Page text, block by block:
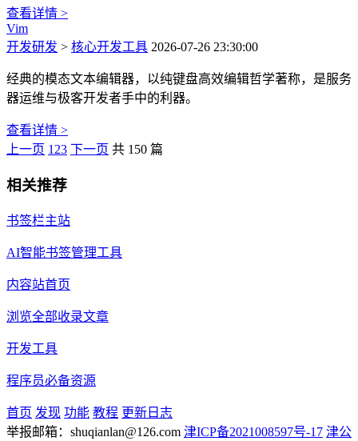
查看详情 >
Vim
开发研发 > 核心开发工具 2026-07-26 23:30:00
经典的模态文本编辑器，以纯键盘高效编辑哲学著称，是服务
器运维与极客开发者手中的利器。
查看详情 >
上一页 1 23 下一页 共 150 篇
相关推荐
书签栏主站
AI智能书签管理工具
内容站首页
浏览全部收录文章
开发工具
程序员必备资源
首页 发现 功能 教程 更新日志
举报邮箱：shuqianlan@126.com 津ICP备2021008597号-17 津公